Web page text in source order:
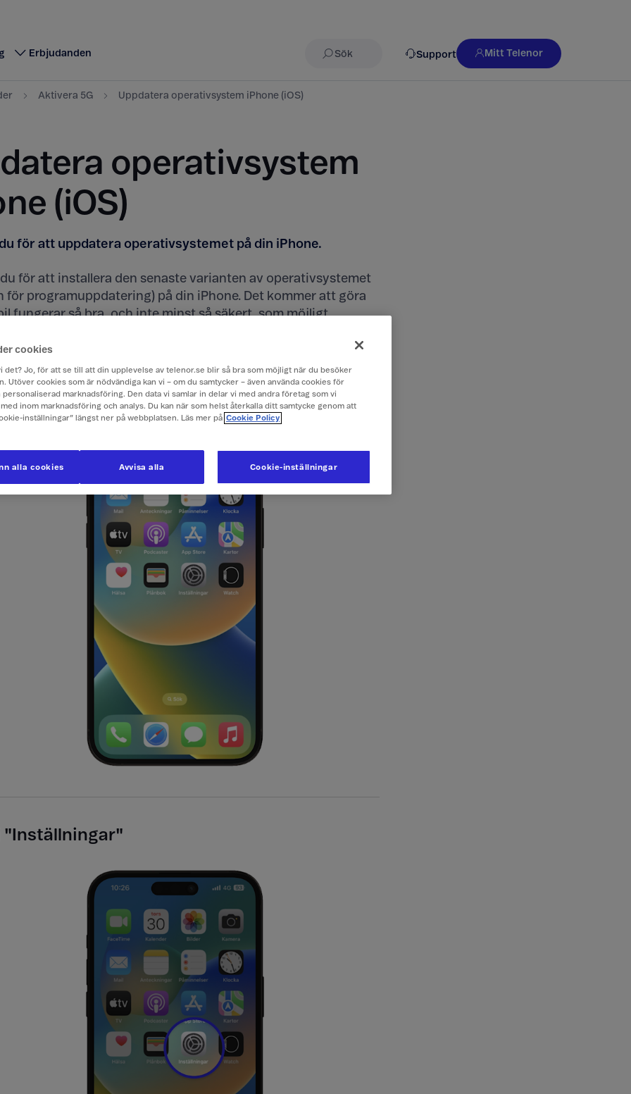
Erbjudanden
Sök Support Mitt Telenor
Aktivera 5G Uppdatera operativsystem iPhone (iOS)
operativsystem
(iOS)
för att uppdatera operativsystemet på din iPhone.
för att installera den senaste varianten av operativsystemet
för programuppdatering) på din iPhone. Det kommer att göra
fungerar så bra, och inte minst så säkert, som möjligt.
startskärmen
"Inställningar​"
cookies
det? Jo, för att se till att din upplevelse av telenor.se blir så bra som möjligt när du besöker
Utöver cookies som är nödvändiga kan vi – om du samtycker – även använda cookies för
personaliserad marknadsföring. Den data vi samlar in delar vi med andra företag som vi
inom marknadsföring och analys. Du kan när som helst återkalla ditt samtycke genom att
inställningar” längst ner på webbplatsen. Läs mer på Cookie Policy
Cookie-inställningar
Avvisa alla
alla cookies